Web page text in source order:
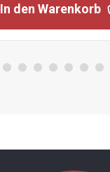
In den Warenkorb